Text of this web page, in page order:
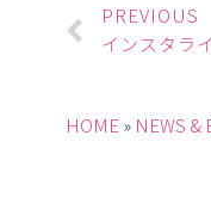
PREVIOUS
インスタラ
HOME » NEWS &